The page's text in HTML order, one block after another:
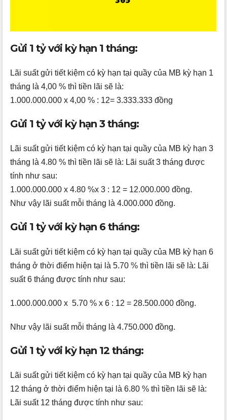
Gửi 1 tỷ với kỳ hạn 1 tháng:
Lãi suất gửi tiết kiệm có kỳ hạn tại quầy của MB kỳ hạn 1
tháng là 4,00 % thì tiền lãi sẽ là:
1.000.000.000 x 4,00 % : 12= 3.333.333 đồng
Gửi 1 tỷ với kỳ hạn 3 tháng:
Lãi suất gửi tiết kiệm có kỳ hạn tại quầy của MB kỳ hạn 3
tháng là 4.80 % thì tiền lãi sẽ là: Lãi suất 3 tháng được
tính như sau:
1.000.000.000 x 4.80 %x 3 : 12 = 12.000.000 đồng.
Như vậy lãi suất mỗi tháng là 4.000.000 đồng.
Gửi 1 tỷ với kỳ hạn 6 tháng:
Lãi suất gửi tiết kiệm có kỳ hạn tại quầy của MB kỳ hạn 6
tháng ở thời điểm hiện tại là 5.70 % thì tiền lãi sẽ là: Lãi
suất 6 tháng được tính như sau:
1.000.000.000 x 5.70 % x 6 : 12 = 28.500.000 đồng.
Như vậy lãi suất mỗi tháng là 4.750.000 đồng.
Gửi 1 tỷ với kỳ hạn 12 tháng:
Lãi suất gửi tiết kiệm có kỳ hạn tại quầy của MB kỳ hạn
12 tháng ở thời điểm hiện tại là 6.80 % thì tiền lãi sẽ là:
Lãi suất 12 tháng được tính như sau: